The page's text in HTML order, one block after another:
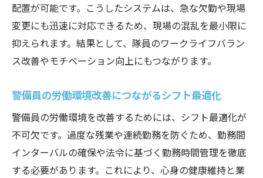
配置が可能です。こうしたシステムは、急な欠勤や現場
変更にも迅速に対応できるため、現場の混乱を最小限に
抑えられます。結果として、隊員のワークライフバラン
ス改善やモチベーション向上にもつながります。
警備員の労働環境改善につながるシフト最適化
警備員の労働環境を改善するためには、シフト最適化が
不可欠です。過度な残業や連続勤務を防ぐため、勤務間
インターバルの確保や法令に基づく勤務時間管理を徹底
する必要があります。これにより、心身の健康維持と業